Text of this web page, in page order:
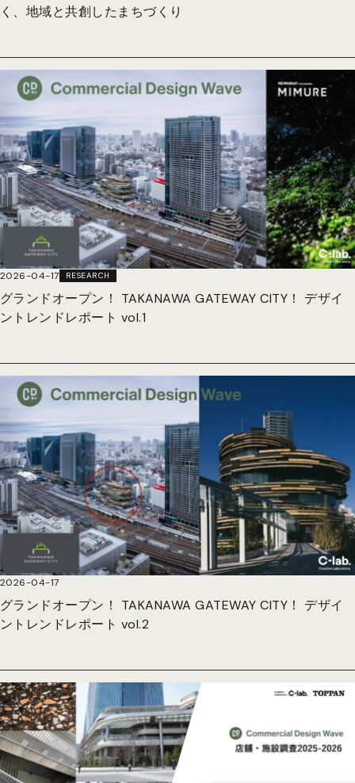
く、地域と共創したまちづくり
2026-04-17 RESEARCH
グランドオープン！ TAKANAWA GATEWAY CITY！ デザイ
ントレンドレポート vol.1
2026-04-17
グランドオープン！ TAKANAWA GATEWAY CITY！ デザイ
ントレンドレポート vol.2